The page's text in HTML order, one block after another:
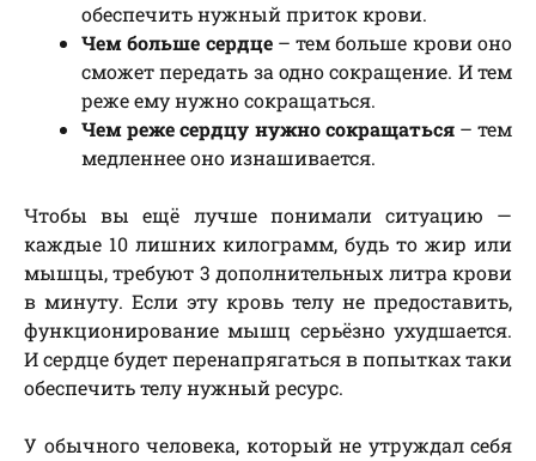
обеспечить нужный приток крови.
Чем больше сердце– тем больше крови оно
сможет передать за одно сокращение. И тем
реже ему нужно сокращаться.
Чем реже сердцу нужно сокращаться– тем
медленнее оно изнашивается.
Чтобы вы ещё лучше понимали ситуацию —
каждые 10 лишних килограмм, будь то жир или
мышцы, требуют 3 дополнительных литра крови
в минуту. Если эту кровь телу не предоставить,
функционирование мышц серьёзно ухудшается.
И сердце будет перенапрягаться в попытках таки
обеспечить телу нужный ресурс.
У обычного человека, который не утруждал себя